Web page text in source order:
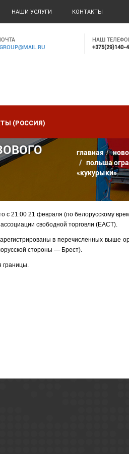
НАШИ УСЛУГИ КОНТАКТЫ
НАШ
+375(29)140-
(РОССИЯ)
главная
польша
«кукурыки»
21:00 21 февраля (по белорусскому
свободной торговли (ЕАСТ).
в перечисленных выше
стороны — Брест).
границы.